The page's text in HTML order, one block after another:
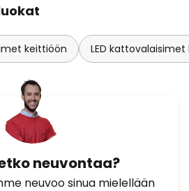
keittiöön LED
neuvontaa?
neuvoo sinua mielellään